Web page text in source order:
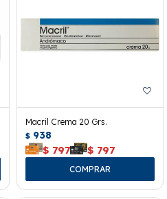
Macril Crema 20 Grs.
$ 938
$ 797 $ 797